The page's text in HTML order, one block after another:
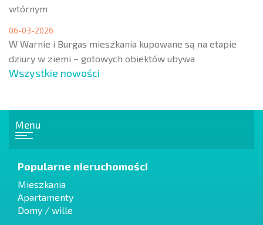
wtórnym
06-03-2026
W Warnie i Burgas mieszkania kupowane są na etapie
dziury w ziemi – gotowych obiektów ubywa
Wszystkie nowości
Menu
Popularne nieruchomości
Mieszkania
Apartamenty
Domy / wille